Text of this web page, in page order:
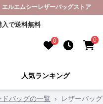
ルエムシーレザーバッグストア
入で送料無料
0 0
人気ランキング
ドバッグの一覧 › レザーバッ